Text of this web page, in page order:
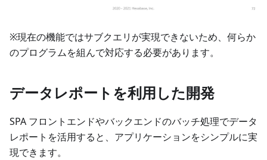
※現在の機能ではサブクエリが実現できないため、何らか
のプログラムを組んで対応する必要があります。
データレポートを利用した開発
SPA フロントエンドやバックエンドのバッチ処理でデータ
レポートを活用すると、アプリケーションをシンプルに実
現できます。